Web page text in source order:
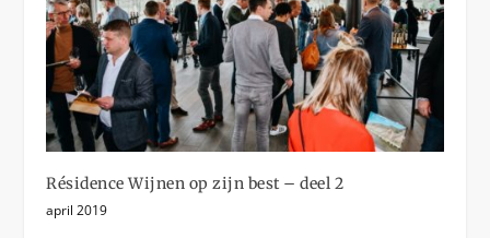
Résidence Wijnen op zijn best – deel 2
april 2019